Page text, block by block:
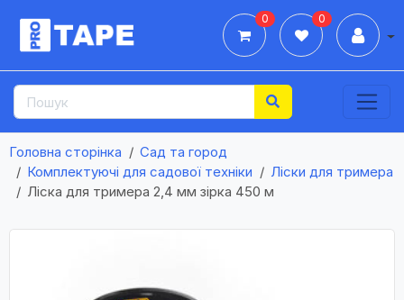
0 0
Головна сторінка
Сад та город
Комплектуючі для садової техніки
Ліски для тримера
Лiска для тримера 2,4 мм зірка 450 м